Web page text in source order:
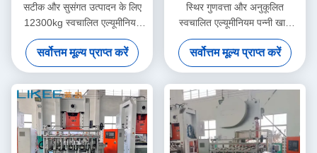
सटीक और सुसंगत उत्पादन के लिए
12300kg स्वचालित एल्यूमीनियम
पन्नी बनाने की मशीन
सर्वोत्तम मूल्य प्राप्त करें
स्थिर गुणवत्ता और अनुकूलित
स्वचालित एल्यूमीनियम पन्नी खाद्य
कंटेनर मशीन
सर्वोत्तम मूल्य प्राप्त करें